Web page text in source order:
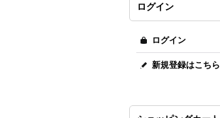
ログイン
ログイン
新規登録はこちら